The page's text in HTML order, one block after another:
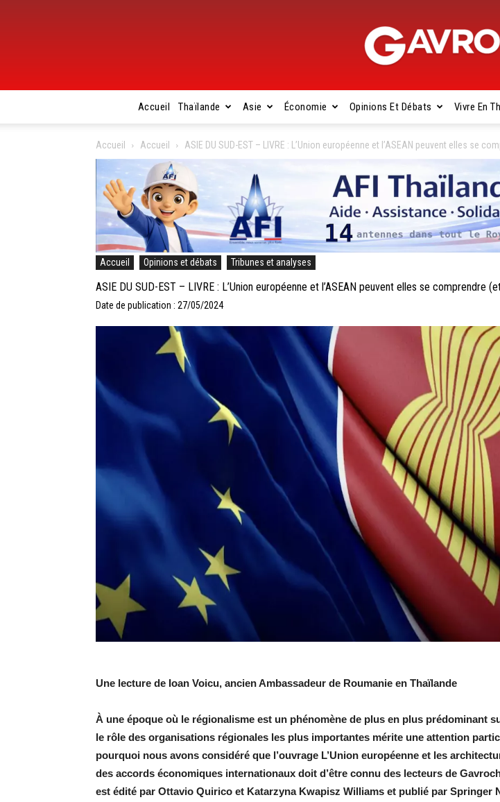
Accueil Thaïlande Asie Économie Opinions Et Débats Vivre En
Accueil Accueil ASIE DU SUD-EST – LIVRE : L’Union européenne et l’ASEAN peuvent elles se
Accueil Opinions et débats Tribunes et analyses
ASIE DU SUD-EST – LIVRE : L’Union européenne et l’ASEAN peuvent elles se comprendre
Date de publication : 27/05/2024
Une lecture de Ioan Voicu, ancien Ambassadeur de Roumanie en Thaïlande
À une époque où le régionalisme est un phénomène de plus en plus prédominant
le rôle des organisations régionales les plus importantes mérite une attention
pourquoi nous avons considéré que l’ouvrage L’Union européenne et les
des accords économiques internationaux doit d’être connu des lecteurs de
est édité par Ottavio Quirico et Katarzyna Kwapisz Williams et publié par Springer